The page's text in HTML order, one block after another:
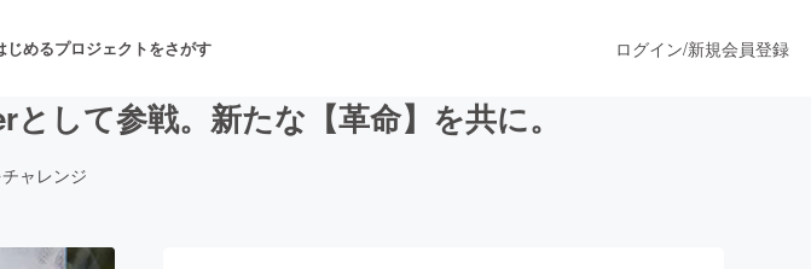
じめるプロジェクトをさがす ログイン/新規会員登録
して参戦。新たな【革命】を共に。
チャレンジ